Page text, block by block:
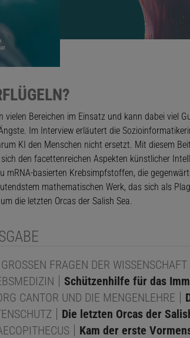
vielen Bereichen im Einsatz und kann dabei viel
Im Interview erläutert die
KI den Menschen nicht ersetzt. Mit diesem
sich den facettenreichen Aspekten künstlicher
mRNA-basierten Krebsimpfstoffen, die
mathematischen Werk, das sich als
die letzten Orcas der Salish Sea.
FRAGEN DER WISSENSCHAFT
Schützenhilfe für das
CANTOR UND DIE MENGENLEHRE
Die letzten Orcas der
Kam der erste